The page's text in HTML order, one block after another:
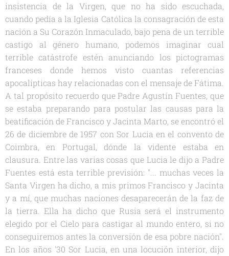
insistencia de la Virgen, que no ha sido escuchada,
cuando pedía a la Iglesia Católica la consagración de esta
nación a Su Corazón Inmaculado, bajo pena de un terrible
castigo al género humano, podemos imaginar cual
terrible catástrofe estén anunciando los pictogramas
franceses donde hemos visto cuantas referencias
apocalípticas hay relacionadas con el mensaje de Fátima.
A tal propósito recuerdo que Padre Agustín Fuentes, que
se estaba preparando para postular las causas para la
beatificación de Francisco y Jacinta Marto, se encontró el
26 de diciembre de 1957 con Sor Lucia en el convento de
Coimbra, en Portugal, dónde la vidente estaba en
clausura. Entre las varias cosas que Lucia le dijo a Padre
Fuentes está esta terrible previsión: "... muchas veces la
Santa Virgen ha dicho, a mis primos Francisco y Jacinta
y a mí, que muchas naciones desaparecerán de la faz de
la tierra. Ella ha dicho que Rusia será el instrumento
elegido por el Cielo para castigar al mundo entero, si no
conseguiremos antes la conversión de esa pobre nación".
En los años '30 Sor Lucia, en una locución interior, dijo